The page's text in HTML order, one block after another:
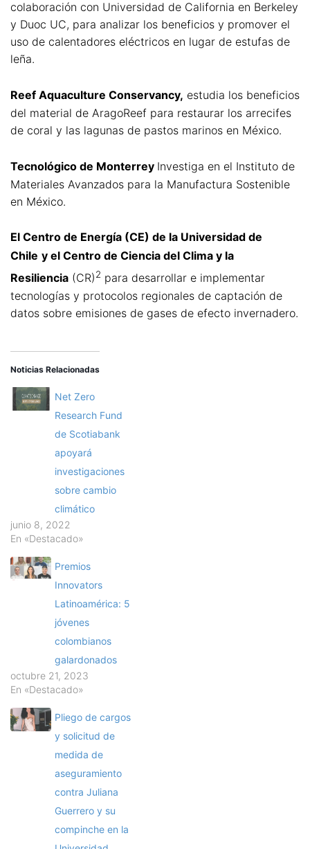
colaboración con Universidad de California en Berkeley
y Duoc UC, para analizar los beneficios y promover el
uso de calentadores eléctricos en lugar de estufas de
leña.
Reef Aquaculture Conservancy, estudia los beneficios
del material de AragoReef para restaurar los arrecifes
de coral y las lagunas de pastos marinos en México.
Tecnológico de Monterrey Investiga en el Instituto de
Materiales Avanzados para la Manufactura Sostenible
en México.
El Centro de Energía (CE) de la Universidad de
Chile y el Centro de Ciencia del Clima y la
Resiliencia (CR)2 para desarrollar e implementar
tecnologías y protocolos regionales de captación de
datos sobre emisiones de gases de efecto invernadero.
Noticias Relacionadas
Net Zero
Research Fund
de Scotiabank
apoyará
investigaciones
sobre cambio
climático
junio 8, 2022
En «Destacado»
Premios
Innovators
Latinoamérica: 5
jóvenes
colombianos
galardonados
octubre 21, 2023
En «Destacado»
Pliego de cargos
y solicitud de
medida de
aseguramiento
contra Juliana
Guerrero y su
compinche en la